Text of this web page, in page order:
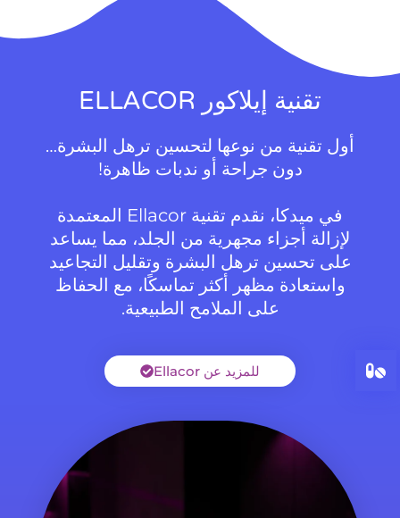
تقنية إيلاكور ELLACOR
أول تقنية من نوعها لتحسين ترهل البشرة…
دون جراحة أو ندبات ظاهرة!
في ميدكا، نقدم تقنية Ellacor المعتمدة
لإزالة أجزاء مجهرية من الجلد، مما يساعد
على تحسين ترهل البشرة وتقليل التجاعيد
واستعادة مظهر أكثر تماسكًا، مع الحفاظ
على الملامح الطبيعية.
للمزيد عن Ellacor